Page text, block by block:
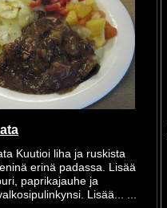
Kuutioi liha ja ruskista
erinä padassa. Lisää
paprikajauhe ja
Lisää... ...